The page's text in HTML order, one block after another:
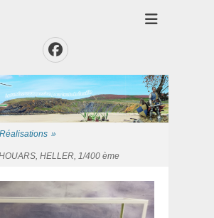
Club CAMPI
Facebook
Réalisations »
HELLER, 1/400 ème